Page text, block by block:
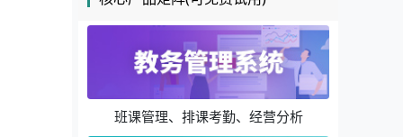
班课管理、排课考勤、经营分析